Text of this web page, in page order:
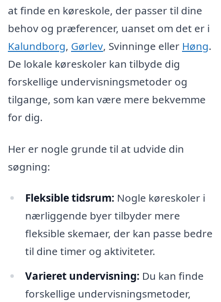
at finde en køreskole, der passer til dine
behov og præferencer, uanset om det er i
Kalundborg, Gørlev, Svinninge eller Høng.
De lokale køreskoler kan tilbyde dig
forskellige undervisningsmetoder og
tilgange, som kan være mere bekvemme
for dig.
Her er nogle grunde til at udvide din
søgning:
Fleksible tidsrum: Nogle køreskoler i
nærliggende byer tilbyder mere
fleksible skemaer, der kan passe bedre
til dine timer og aktiviteter.
Varieret undervisning: Du kan finde
forskellige undervisningsmetoder,